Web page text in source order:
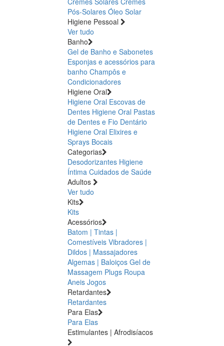
Pós-Solares Óleo Solar
Higiene Pessoal
Ver tudo
Banho
Gel de Banho e Sabonetes
Esponjas e acessórios para
banho Champôs e
Condicionadores
Higiene Oral
Higiene Oral Escovas de
Dentes Higiene Oral Pastas
de Dentes e Fio Dentário
Higiene Oral Elixires e
Sprays Bocais
Categorias
Desodorizantes Higiene
Íntima Cuidados de Saúde
Adultos
Ver tudo
Kits
Kits
Acessórios
Batom | Tintas |
Comestíveis Vibradores |
Dildos | Massajadores
Algemas | Baloiços Gel de
Massagem Plugs Roupa
Aneis Jogos
Retardantes
Retardantes
Para Elas
Para Elas
Estimulantes | Afrodisíacos